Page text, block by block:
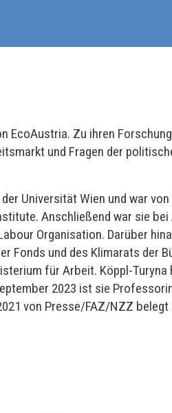
EcoAustria. Zu ihren
und Fragen der
Universität Wien und war
Anschließend war sie bei
Organisation. Darüber
Fonds und des Klimarats der
für Arbeit. Köppl-
2023 ist sie
von Presse/FAZ/NZZ